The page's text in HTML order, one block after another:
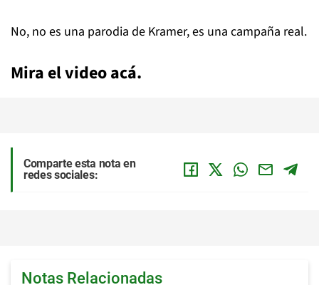
No, no es una parodia de Kramer, es una campaña real.
Mira el video acá.
Comparte esta nota en
redes sociales:
Notas Relacionadas